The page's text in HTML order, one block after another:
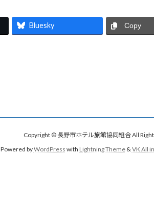
Bluesky Copy
Copyright © 長野市ホテル旅館協同組合 All
Powered byWordPress with Lightning Theme& VK All